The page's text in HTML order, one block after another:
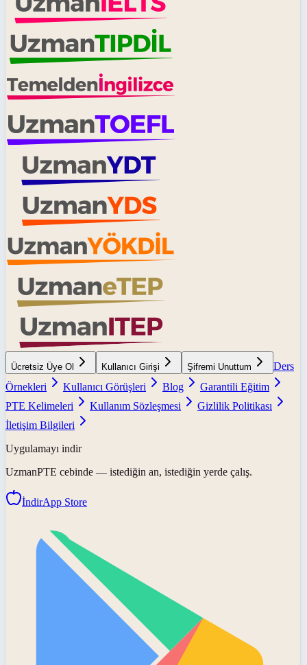
Ücretsiz Üye Ol Kullanıcı Girişi Şifremi Unuttum
Ders
Örnekleri
Kullanıcı Görüşleri Blog
Garantili Eğitim
PTE Kelimeleri
Kullanım Sözleşmesi
Gizlilik Politikası
İletişim Bilgileri
Uygulamayı indir
UzmanPTE cebinde — istediğin an, istediğin yerde çalış.
İndirApp Store